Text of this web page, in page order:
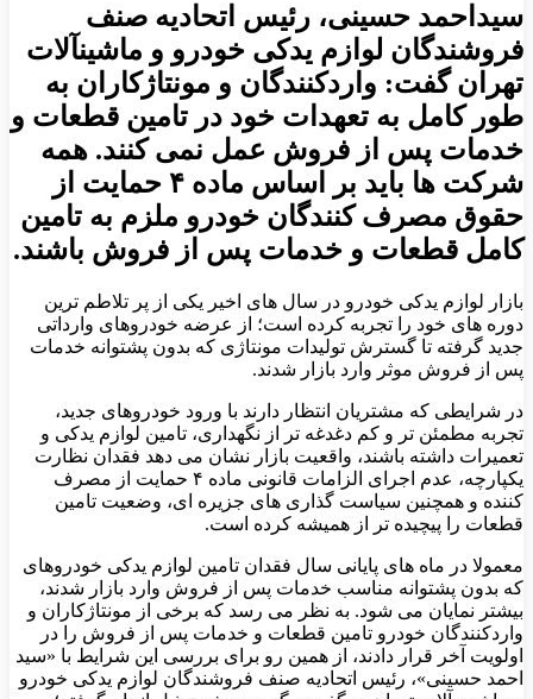
سیداحمد حسینی، رئیس اتحادیه صنف
فروشندگان لوازم یدکی خودرو و ماشین‎آلات
تهران گفت: واردکنندگان و مونتاژکاران به
‌طور کامل به تعهدات خود در تامین قطعات و
خدمات پس از فروش عمل نمی کنند. همه
شرکت‌ ها باید بر اساس ماده ۴ حمایت از
حقوق مصرف ‌کنندگان خودرو ملزم به تامین
کامل قطعات و خدمات پس از فروش باشند.
بازار لوازم یدکی خودرو در سال‌ های اخیر یکی از پر تلاطم ‌ترین
دوره‌ های خود را تجربه کرده است؛ از عرضه خودروهای وارداتی
جدید گرفته تا گسترش تولیدات مونتاژی که بدون پشتوانه خدمات
پس از فروش موثر وارد بازار شدند.
در شرایطی که مشتریان انتظار دارند با ورود خودروهای جدید،
تجربه‌ مطمئن ‌تر و کم ‌دغدغه ‌تر از نگهداری، تامین لوازم یدکی و
تعمیرات داشته باشند، واقعیت بازار نشان می ‌دهد فقدان نظارت
یکپارچه، عدم اجرای الزامات قانونی ماده ۴ حمایت از مصرف‌
کننده و همچنین سیاست‌ گذاری‌ های جزیره‌ ای، وضعیت تامین
قطعات را پیچیده ‌تر از همیشه کرده است.
معمولا در ماه های پایانی سال فقدان تامین لوازم یدکی خودروهای
که بدون پشتوانه مناسب خدمات پس از فروش وارد بازار شدند،
بیشتر نمایان می شود. به نظر می رسد که برخی از مونتاژکاران و
واردکنندگان خودرو تامین قطعات و خدمات پس از فروش را در
اولویت آخر قرار دادند، از همین رو برای بررسی این شرایط با «سید
احمد حسینی»، رئیس اتحادیه صنف فروشندگان لوازم یدکی خودرو